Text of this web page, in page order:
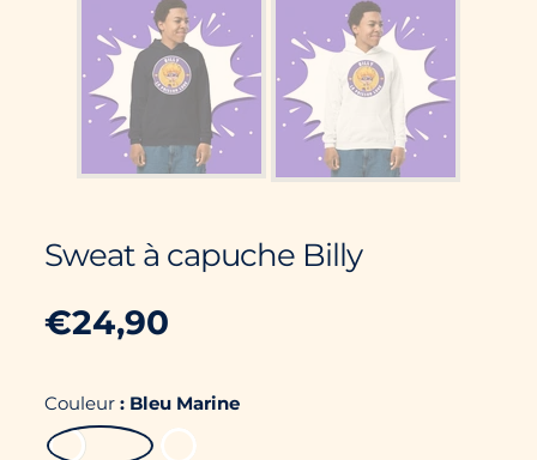
Sweat à capuche Billy
Prix
habituel
€24,90
PRIX
UNITAIRE
/
PAR
Couleur: Bleu Marine